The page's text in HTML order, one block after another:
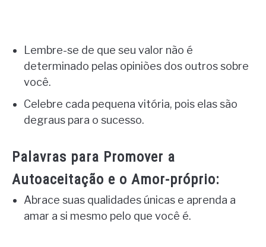
Lembre-se de que seu valor não é
determinado pelas opiniões dos outros sobre
você.
Celebre cada pequena vitória, pois elas são
degraus para o sucesso.
Palavras para Promover a
Autoaceitação e o Amor-próprio:
Abrace suas qualidades únicas e aprenda a
amar a si mesmo pelo que você é.